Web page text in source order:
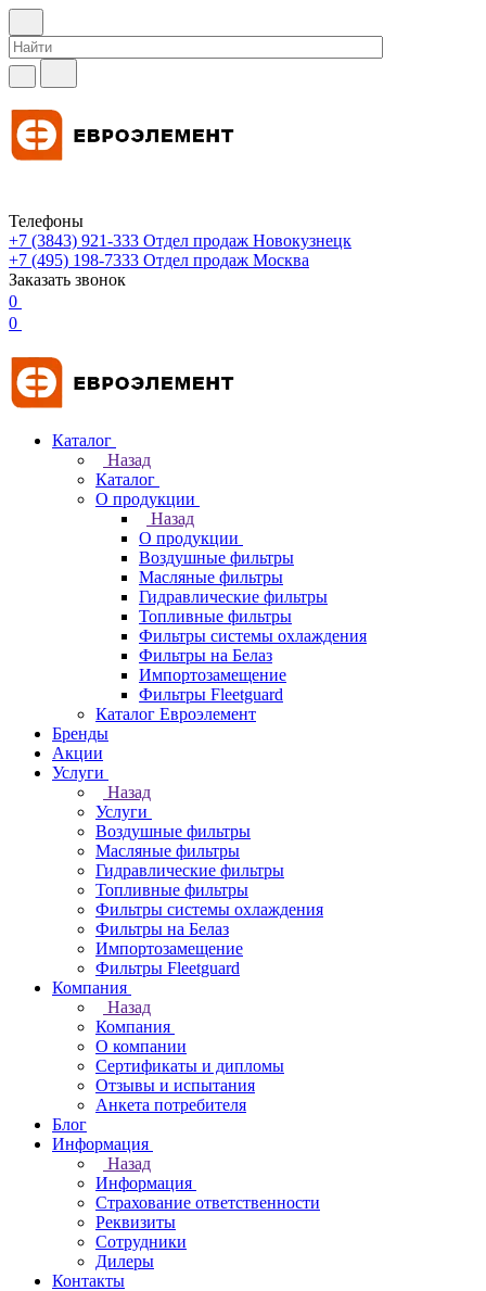
Телефоны
+7 (3843) 921-333 Отдел продаж Новокузнецк
+7 (495) 198-7333 Отдел продаж Москва
Заказать звонок
0
0
Каталог
Назад
Каталог
О продукции
Назад
О продукции
Воздушные фильтры
Масляные фильтры
Гидравлические фильтры
Топливные фильтры
Фильтры системы охлаждения
Фильтры на Белаз
Импортозамещение
Фильтры Fleetguard
Каталог Евроэлемент
Бренды
Акции
Услуги
Назад
Услуги
Воздушные фильтры
Масляные фильтры
Гидравлические фильтры
Топливные фильтры
Фильтры системы охлаждения
Фильтры на Белаз
Импортозамещение
Фильтры Fleetguard
Компания
Назад
Компания
О компании
Сертификаты и дипломы
Отзывы и испытания
Анкета потребителя
Блог
Информация
Назад
Информация
Страхование ответственности
Реквизиты
Сотрудники
Дилеры
Контакты